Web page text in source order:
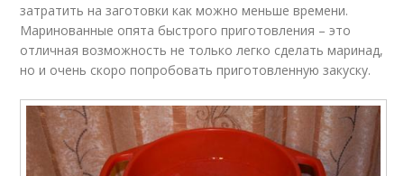
затратить на заготовки как можно меньше времени.
Маринованные опята быстрого приготовления – это
отличная возможность не только легко сделать маринад,
но и очень скоро попробовать приготовленную закуску.